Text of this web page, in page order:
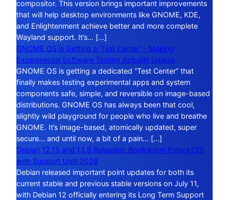
compositor. This version brings important improvements
that will help desktop environments like GNOME, KDE,
and Enlightenment achieve better and more complete
Wayland support. It’s… […]
GNOME OS is Getting a ‘Test Center’ – Making
Experimental Software Testing Actually Usable
GNOME OS is getting a dedicated “Test Center” that
finally makes testing experimental apps and system
components safe, simple, and reversible on image-based
distributions. GNOME OS has always been that cool,
slightly wild playground for people who live and breathe
GNOME. It’s image-based, atomically updated, super
secure… and until now, a bit of a pain… […]
Debian 12.15 and 13.6 Released: Bookworm Enters LTS
with Support Until 2028
Debian released important point updates for both its
current stable and previous stable versions on July 11,
with Debian 12 officially entering its Long Term Support